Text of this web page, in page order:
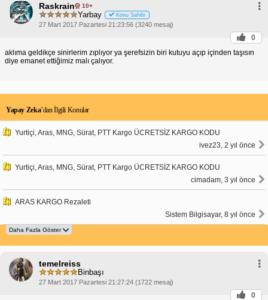
Raskrain 10+
Yarbay Konu Sahibi
27 Mart 2017 Pazartesi 21:23:56 (3240 mesaj)
0
aklıma geldikçe sinirlerim zıplıyor ya şerefsizin biri kutuyu açıp içinden taşısın
diye emanet ettiğimiz malı çalıyor.
Yapay Zeka’dan İlgili Konular
Yurtiçi, Aras, MNG, Sürat, PTT Kargo ÜCRETSİZ KARGO KODU
ivez23, 2 yıl önce
Yurtiçi, Aras, MNG, Sürat, PTT Kargo ÜCRETSİZ KARGO KODU
cimadam, 3 yıl önce
ARAS KARGO Rezaleti
Sistem Bilgisayar, 8 yıl önce
temelreiss
Binbaşı
27 Mart 2017 Pazartesi 21:27:24 (1722 mesaj)
0